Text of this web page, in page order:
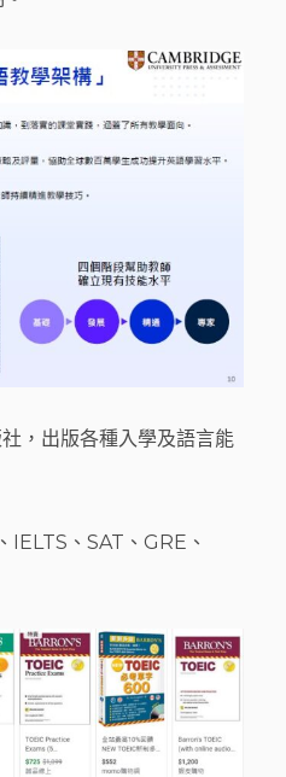
，出版各種入學及語言能
、SAT、GRE、